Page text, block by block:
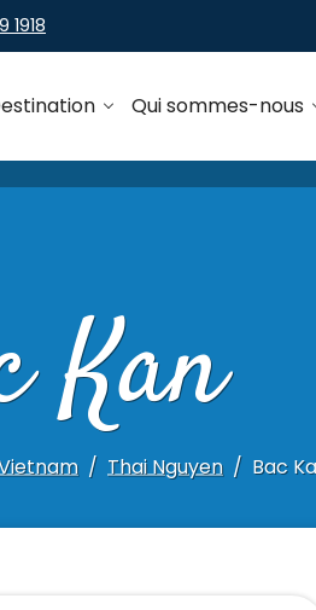
1918
Qui sommes-nous
Kan
Thai Nguyen Bac